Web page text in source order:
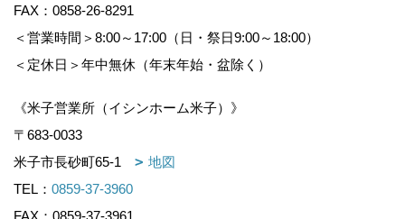
FAX：0858-26-8291
＜営業時間＞8:00～17:00（日・祭日9:00～18:00）
＜定休日＞年中無休（年末年始・盆除く）
《米子営業所（イシンホーム米子）》
〒683-0033
米子市長砂町65-1
地図
TEL： 0859-37-3960